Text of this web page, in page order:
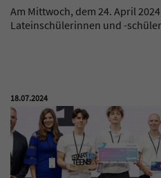
Am Mittwoch, dem 24. April
Lateinschülerinnen und -
Veröffentlicht am:
18.07.2024